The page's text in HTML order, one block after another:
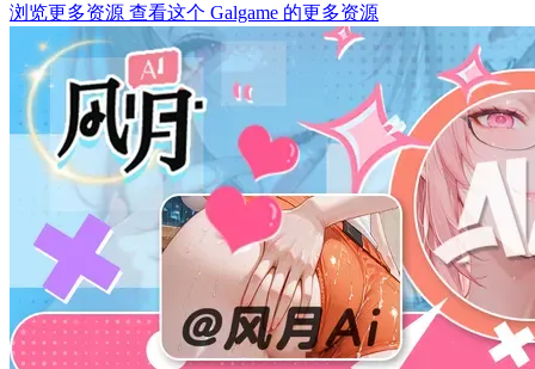
浏览更多资源 查看这个 Galgame 的更多资源